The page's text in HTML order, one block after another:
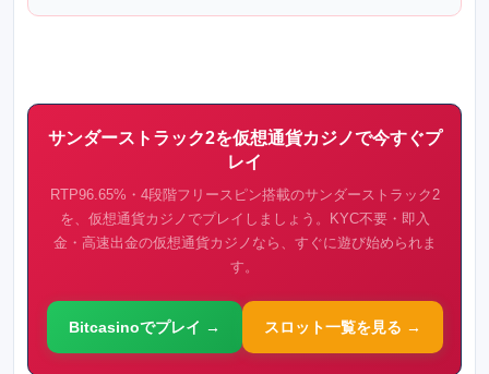
サンダーストラック2を仮想通貨カジノで今すぐプ
レイ
RTP96.65%・4段階フリースピン搭載のサンダーストラック2
を、仮想通貨カジノでプレイしましょう。KYC不要・即入
金・高速出金の仮想通貨カジノなら、すぐに遊び始められま
す。
Bitcasinoでプレイ → スロット一覧を見る →